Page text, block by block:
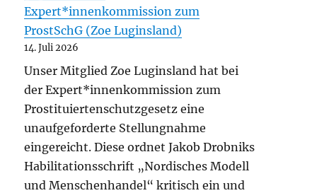
Expert*innenkommission zum
ProstSchG (Zoe Luginsland)
14. Juli 2026
Unser Mitglied Zoe Luginsland hat bei
der Expert*innenkommission zum
Prostituiertenschutzgesetz eine
unaufgeforderte Stellungnahme
eingereicht. Diese ordnet Jakob Drobniks
Habilitationsschrift „Nordisches Modell
und Menschenhandel“ kritisch ein und